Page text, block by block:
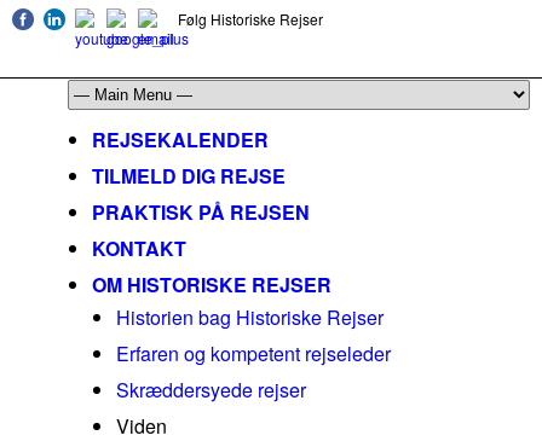
Følg Historiske Rejser
REJSEKALENDER
TILMELD DIG REJSE
PRAKTISK PÅ REJSEN
KONTAKT
OM HISTORISKE REJSER
Historien bag Historiske Rejser
Erfaren og kompetent rejseleder
Skræddersyede rejser
Viden